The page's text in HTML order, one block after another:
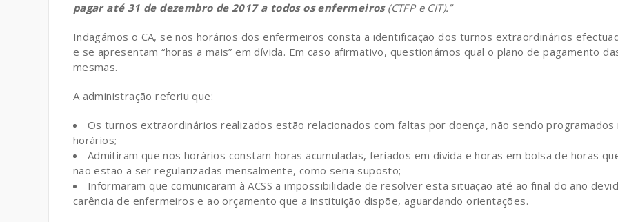
pagar até 31 de dezembro de 2017 a todos os enfermeiros (CTFP e CIT).”
Indagámos o CA, se nos horários dos enfermeiros consta a identificação dos turnos extraordinários
e se apresentam “horas a mais” em dívida. Em caso afirmativo, questionámos qual o plano de pagamento
mesmas.
A administração referiu que:
Os turnos extraordinários realizados estão relacionados com faltas por doença, não sendo programados
horários;
Admitiram que nos horários constam horas acumuladas, feriados em dívida e horas em bolsa de horas
não estão a ser regularizadas mensalmente, como seria suposto;
Informaram que comunicaram à ACSS a impossibilidade de resolver esta situação até ao final do ano
carência de enfermeiros e ao orçamento que a instituição dispõe, aguardando orientações.